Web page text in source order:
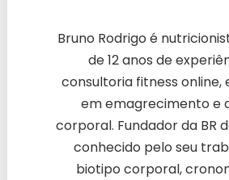
Bruno Rodrigo é
de 12 anos de
consultoria fitness online,
em emagrecimento e
corporal. Fundador da BR
conhecido pelo seu
biotipo corporal,